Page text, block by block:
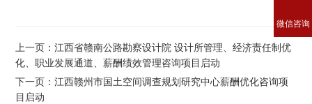
上一页：江西省赣南公路勘察设计院 设计所管理、经济责任制优
化、职业发展通道、薪酬绩效管理咨询项目启动
下一页：江西赣州市国土空间调查规划研究中心薪酬优化咨询项
目启动
微信咨询